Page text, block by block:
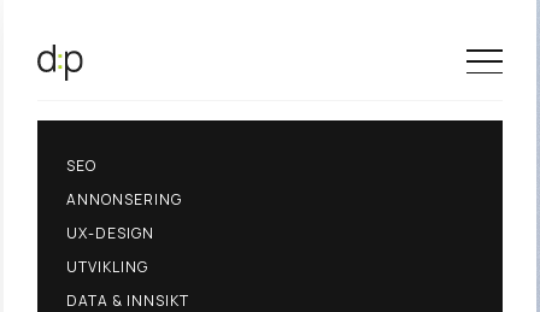
SEO
ANNONSERING
UX-DESIGN
UTVIKLING
DATA & INNSIKT